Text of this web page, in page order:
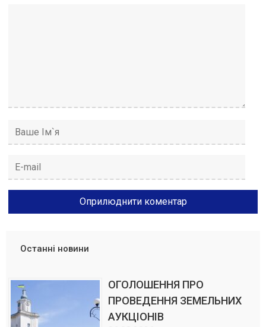
Останні новини
ОГОЛОШЕННЯ ПРО
ПРОВЕДЕННЯ ЗЕМЕЛЬНИХ
АУКЦІОНІВ